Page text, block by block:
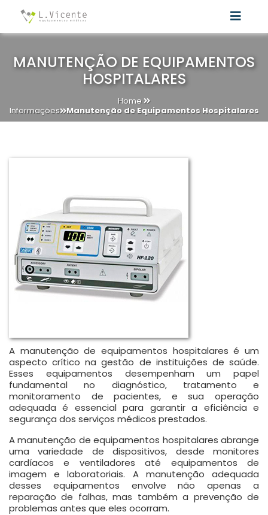
MANUTENÇÃO DE EQUIPAMENTOS
HOSPITALARES
Home
Informações Manutenção de Equipamentos Hospitalares
A manutenção de equipamentos hospitalares é um
aspecto crítico na gestão de instituições de saúde.
Esses equipamentos desempenham um papel
fundamental no diagnóstico, tratamento e
monitoramento de pacientes, e sua operação
adequada é essencial para garantir a eficiência e
segurança dos serviços médicos prestados.
A manutenção de equipamentos hospitalares abrange
uma variedade de dispositivos, desde monitores
cardíacos e ventiladores até equipamentos de
imagem e laboratoriais. A manutenção adequada
desses equipamentos envolve não apenas a
reparação de falhas, mas também a prevenção de
problemas antes que eles ocorram.